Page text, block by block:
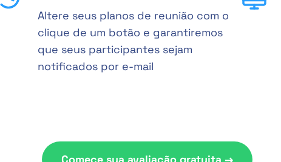
Altere seus planos de reunião com o
clique de um botão e garantiremos
que seus participantes sejam
notificados por e-mail
Comece sua avaliação gratuita →